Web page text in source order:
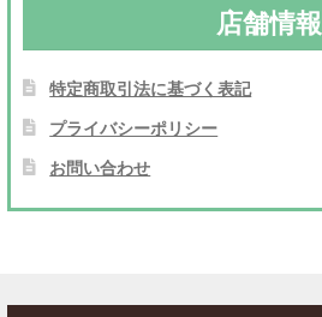
店舗情報
特定商取引法に基づく表記
プライバシーポリシー
お問い合わせ